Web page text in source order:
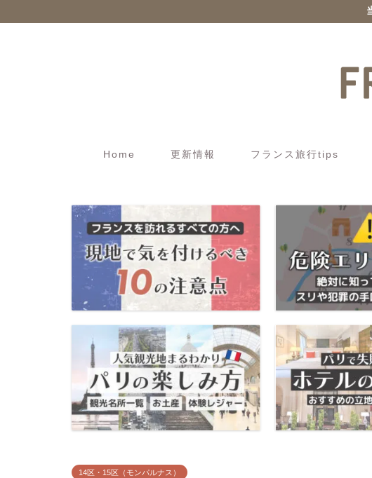
Home 更新情報 フランス旅行tips
14区・15区（モンパルナス）